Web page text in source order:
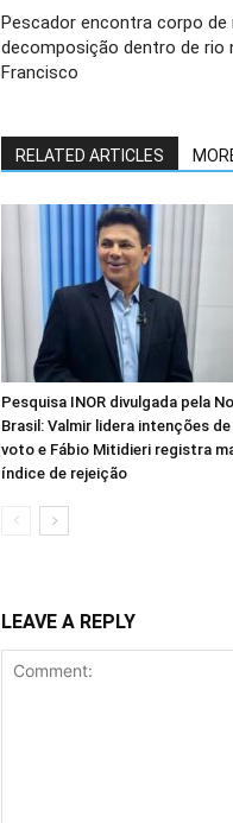
Pescador encontra corpo de
decomposição dentro de rio
Francisco
RELATED ARTICLES
Pesquisa INOR divulgada pela
Brasil: Valmir lidera intenções de
voto e Fábio Mitidieri registra
índice de rejeição
LEAVE A REPLY